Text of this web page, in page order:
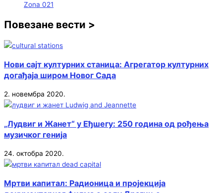
Zona 021
Повезане вести >
Нови сајт културних станица: Агрегатор културних
догађаја широм Новог Сада
2. новембра 2020.
„Лудвиг и Жанет“ у Еђшегу: 250 година од рођења
музичког генија
24. октобра 2020.
Мртви капитал: Радионица и пројекција